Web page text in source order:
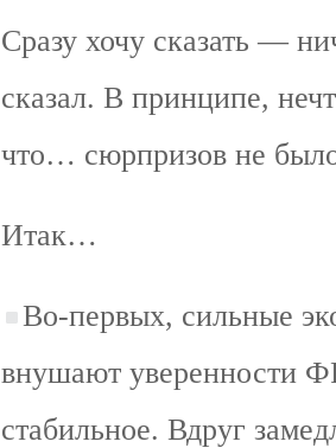
Сразу хочу сказать —
сказал. В принципе,
что… сюрпризов не
Итак…
Во-первых, сильные
внушают уверенности
стабильное. Вдруг